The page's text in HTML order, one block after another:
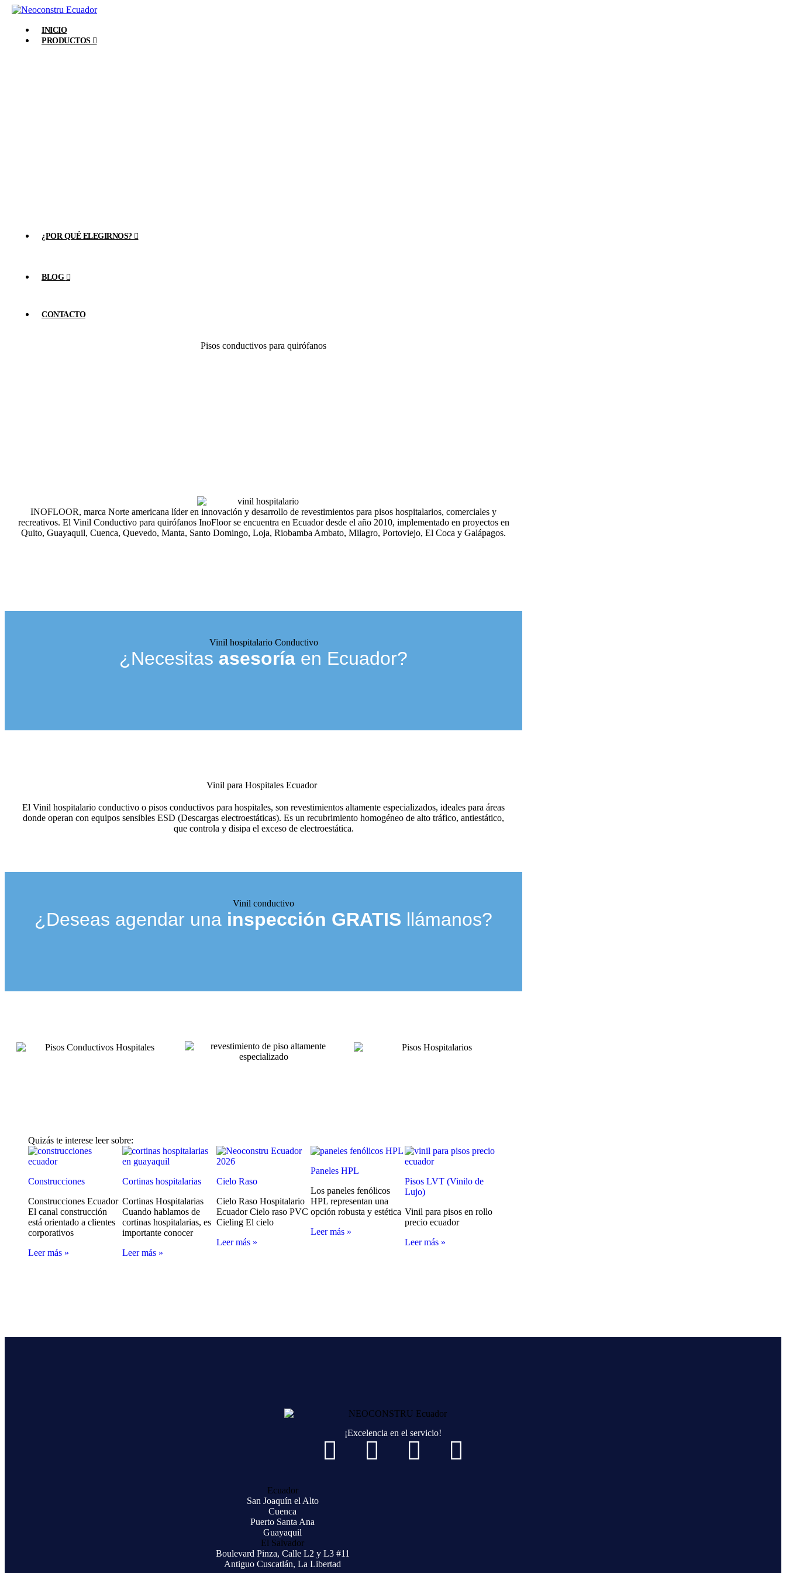
INICIO
PRODUCTOS
¿POR QUÉ ELEGIRNOS?
BLOG
CONTACTO
Pisos conductivos para quirófanos
INOFLOOR, marca Norte americana líder en innovación y desarrollo de revestimientos para pisos hospitalarios, comerciales y
recreativos. El Vinil Conductivo para quirófanos InoFloor se encuentra en Ecuador desde el año 2010, implementado en proyectos en
Quito, Guayaquil, Cuenca, Quevedo, Manta, Santo Domingo, Loja, Riobamba Ambato, Milagro, Portoviejo, El Coca y Galápagos.
Vinil hospitalario Conductivo
¿Necesitas asesoría en Ecuador?
Vinil para Hospitales Ecuador
El Vinil hospitalario conductivo o pisos conductivos para hospitales, son revestimientos altamente especializados, ideales para áreas
donde operan con equipos sensibles ESD (Descargas electroestáticas). Es un recubrimiento homogéneo de alto tráfico, antiestático,
que controla y disipa el exceso de electroestática.
Vinil conductivo
¿Deseas agendar una inspección GRATIS llámanos?
Quizás te interese leer sobre:
Construcciones
Construcciones Ecuador
El canal construcción
está orientado a clientes
corporativos
Leer más »
Cortinas hospitalarias
Cortinas Hospitalarias
Cuando hablamos de
cortinas hospitalarias, es
importante conocer
Leer más »
Cielo Raso
Cielo Raso Hospitalario
Ecuador Cielo raso PVC
Cieling El cielo
Leer más »
Paneles HPL
Los paneles fenólicos
HPL representan una
opción robusta y estética
Leer más »
Pisos LVT (Vinilo de
Lujo)
Vinil para pisos en rollo
precio ecuador
Leer más »
¡Excelencia en el servicio!
Ecuador
San Joaquín el Alto
Cuenca
Puerto Santa Ana
Guayaquil
El Salvador
Boulevard Pinza, Calle L2 y L3 #11
Antiguo Cuscatlán, La Libertad